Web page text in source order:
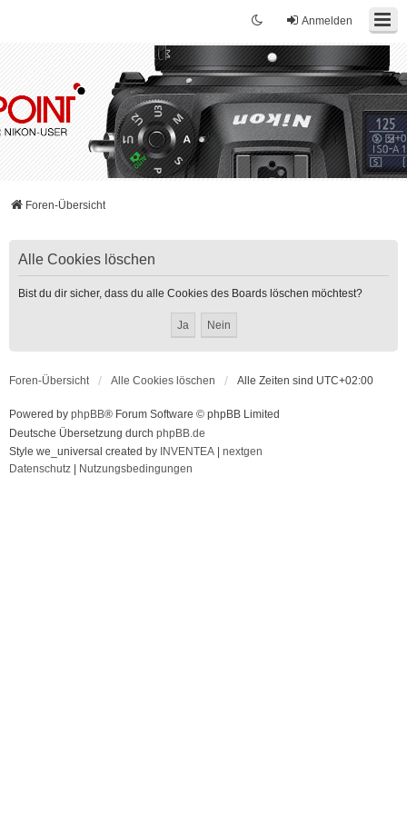
Anmelden
Foren-Übersicht
Alle Cookies löschen
Bist du dir sicher, dass du alle Cookies des Boards löschen möchtest?
Foren-Übersicht Alle Cookies löschen Alle Zeiten sind UTC+02:00
Powered by phpBB® Forum Software © phpBB Limited
Deutsche Übersetzung durch phpBB.de
Style we_universal created by INVENTEA
nextgen
Datenschutz
Nutzungsbedingungen